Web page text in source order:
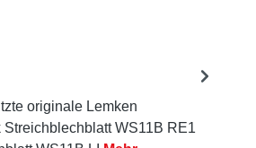
originale Lemken
Streichblechblatt WS11B RE1